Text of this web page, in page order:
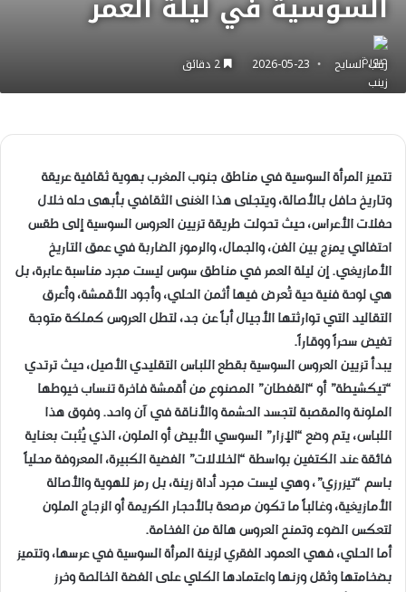
زينب السايح 2026-05-23
​تتميز المرأة السوسية في مناطق جنوب المغرب بهوية ثقافية عريقة
وتاريخ حافل بالأصالة، ويتجلى هذا الغنى الثقافي بأبهى حله خلال
حفلات الأعراس، حيث تحولت طريقة تزيين العروس السوسية إلى طقس
احتفالي يمزج بين الفن، والجمال، والرموز الضاربة في عمق التاريخ
الأمازيغي. إن ليلة العمر في مناطق سوس ليست مجرد مناسبة عابرة، بل
هي لوحة فنية حية تُعرض فيها أثمن الحلي، وأجود الأقمشة، وأعرق
التقاليد التي توارثتها الأجيال أباً عن جد، لتطل العروس كملكة متوجة
تفيض سحراً ووقاراً.
​يبدأ تزيين العروس السوسية بقطع اللباس التقليدي الأصيل، حيث ترتدي
“تيكشيطة” أو “القفطان” المصنوع من أقمشة فاخرة تنساب خيوطها
الملونة والمقصبة لتجسد الحشمة والأناقة في آن واحد. وفوق هذا
اللباس، يتم وضع “الإزار” السوسي الأبيض أو الملون، الذي يُثبت بعناية
فائقة عند الكتفين بواسطة “الخلالات” الفضية الكبيرة، المعروفة محلياً
باسم “تيزرزي”، وهي ليست مجرد أداة زينة، بل رمز للهوية والأصالة
الأمازيغية، وغالباً ما تكون مرصعة بالأحجار الكريمة أو الزجاج الملون
لتعكس الضوء وتمنح العروس هالة من الفخامة.
​أما الحلي، فهي العمود الفقري لزينة المرأة السوسية في عرسها، وتتميز
بضخامتها وثقل وزنها واعتمادها الكلي على الفضة الخالصة وخرز